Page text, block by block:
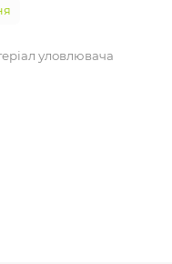
уловлювача